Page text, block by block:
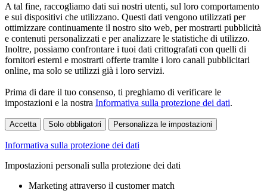
A tal fine, raccogliamo dati sui nostri utenti, sul loro comportamento
e sui dispositivi che utilizzano. Questi dati vengono utilizzati per
ottimizzare continuamente il nostro sito web, per mostrarti pubblicità
e contenuti personalizzati e per analizzare le statistiche di utilizzo.
Inoltre, possiamo confrontare i tuoi dati crittografati con quelli di
fornitori esterni e mostrarti offerte tramite i loro canali pubblicitari
online, ma solo se utilizzi già i loro servizi.
Prima di dare il tuo consenso, ti preghiamo di verificare le
impostazioni e la nostra Informativa sulla protezione dei dati.
Accetta Solo obbligatori Personalizza le impostazioni
Informativa sulla protezione dei dati
Impostazioni personali sulla protezione dei dati
Marketing attraverso il customer match